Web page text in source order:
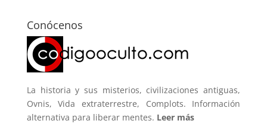
Conócenos
La historia y sus misterios, civilizaciones antiguas,
Ovnis, Vida extraterrestre, Complots. Información
alternativa para liberar mentes. Leer más